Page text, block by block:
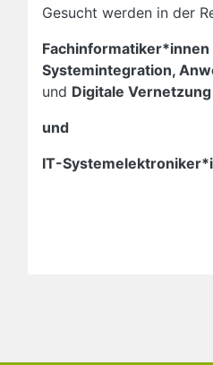
Gesucht werden in der
Fachinformatiker*innen
Systemintegration,
und Digitale Vernetzung
und
IT-